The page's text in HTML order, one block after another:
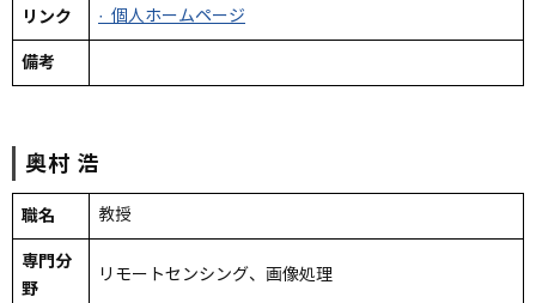
リンク · 個人ホームページ
備考
奥村 浩
職名 教授
専門分
野
リモートセンシング、画像処理